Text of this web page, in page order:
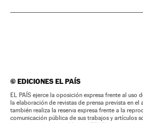
©EDICIONES EL PAÍS
EL PAÍS ejerce la oposición expresa frente al uso
la elaboración de revistas de prensa prevista en el
también realiza la reserva expresa frente a la
comunicación pública de sus trabajos y artículos